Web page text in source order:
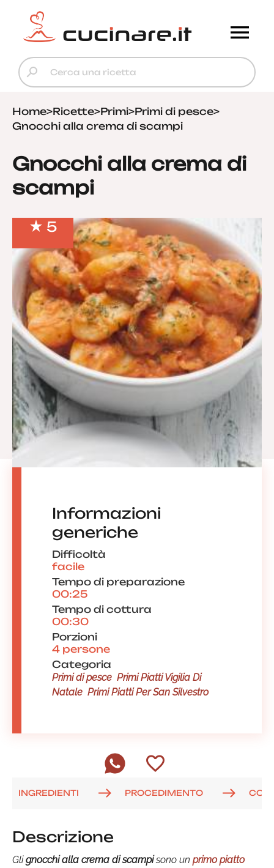
Home>Ricette>Primi>Primi di pesce>
Gnocchi alla crema di scampi
Gnocchi alla crema di
scampi
5
Informazioni
generiche
Difficoltà
facile
Tempo di preparazione
00:25
Tempo di cottura
00:30
Porzioni
4 persone
Categoria
Primi di pesce Primi Piatti Vigilia Di
Natale Primi Piatti Per San Silvestro
INGREDIENTI PROCEDIMENTO
Descrizione
Glignocchi alla crema di scampisono un primo piatto